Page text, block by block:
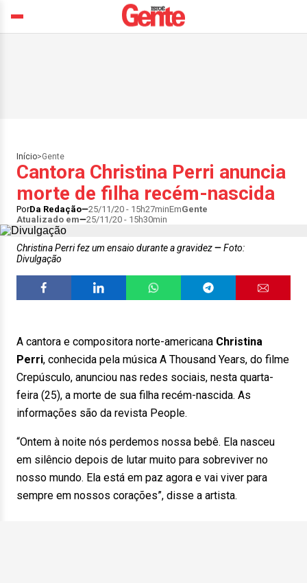
Início>Gente
Cantora Christina Perri anuncia
morte de filha recém-nascida
PorDa Redação 25/11/20 - 15h27minEmGente
Atualizado em
25/11/20 - 15h30min
Christina Perri fez um ensaio durante a gravidez
Foto:
Divulgação
A cantora e compositora norte-americana Christina
Perri, conhecida pela música A Thousand Years, do filme
Crepúsculo, anunciou nas redes sociais, nesta quarta-
feira (25), a morte de sua filha recém-nascida. As
informações são da revista People.
“Ontem à noite nós perdemos nossa bebê. Ela nasceu
em silêncio depois de lutar muito para sobreviver no
nosso mundo. Ela está em paz agora e vai viver para
sempre em nossos corações”, disse a artista.